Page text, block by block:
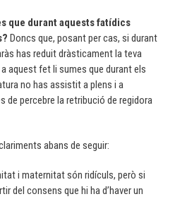
que durant aquests fatídics
Doncs que, posant per cas, si durant
has reduit dràsticament la teva
aquest fet li sumes que durant els
no has assistit a plens i a
percebre la retribució de regidora
abans de seguir:
i maternitat són ridículs, però si
del consens que hi ha d’haver un